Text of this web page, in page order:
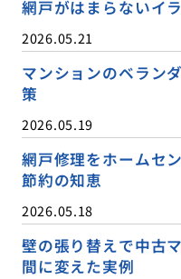
網戸がはまらないイ
2026.05.21
マンションのベラン
策
2026.05.19
網戸修理をホームセ
節約の知恵
2026.05.18
壁の張り替えで中古
間に変えた実例